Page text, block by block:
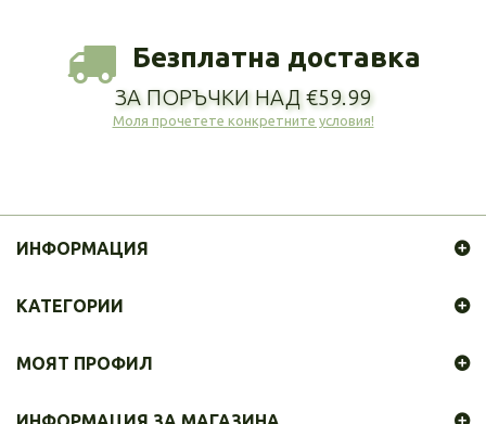
Безплатна доставка
ЗА ПОРЪЧКИ НАД €59.99
Моля прочетете конкретните условия!
ИНФОРМАЦИЯ
КАТЕГОРИИ
МОЯТ ПРОФИЛ